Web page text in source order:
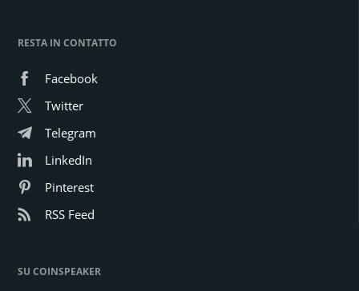
RESTA IN CONTATTO
Facebook
Twitter
Telegram
LinkedIn
Pinterest
RSS Feed
SU COINSPEAKER